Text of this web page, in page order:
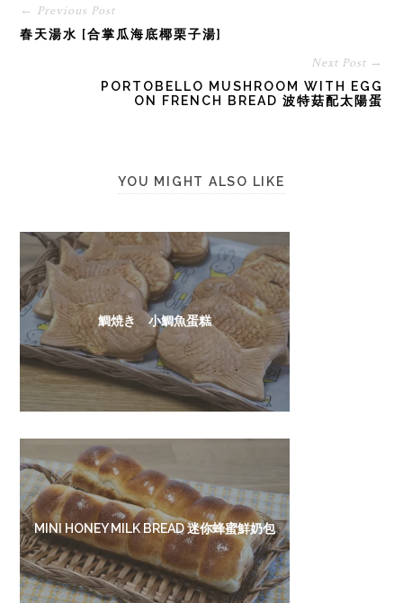
← Previous Post
春天湯水 [合掌瓜海底椰栗子湯]
Next Post →
PORTOBELLO MUSHROOM WITH EGG
ON FRENCH BREAD 波特菇配太陽蛋
YOU MIGHT ALSO LIKE
鯛焼き 小鯛魚蛋糕
MINI HONEY MILK BREAD 迷你蜂蜜鮮奶包